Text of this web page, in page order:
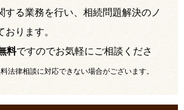
する業務を行い、相続問題解決のノ
ります。
料ですのでお気軽にご相談くださ
法律相談に対応できない場合がございます。